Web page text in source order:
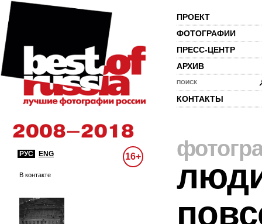
ПРОЕКТ
ФОТОГРАФИИ
ПРЕСС-ЦЕНТР
АРХИВ
ПОИСК
КОНТАКТЫ
РУС ENG 16+
В контакте